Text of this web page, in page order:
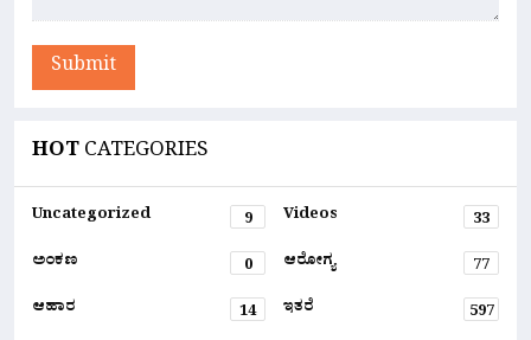
Submit
HOTCATEGORIES
Uncategorized 9 Videos
33
ಅಂಕಣ
0 ಆರೋಗ್ಯ
77
ಆಹಾರ
14 ಇತರೆ
597